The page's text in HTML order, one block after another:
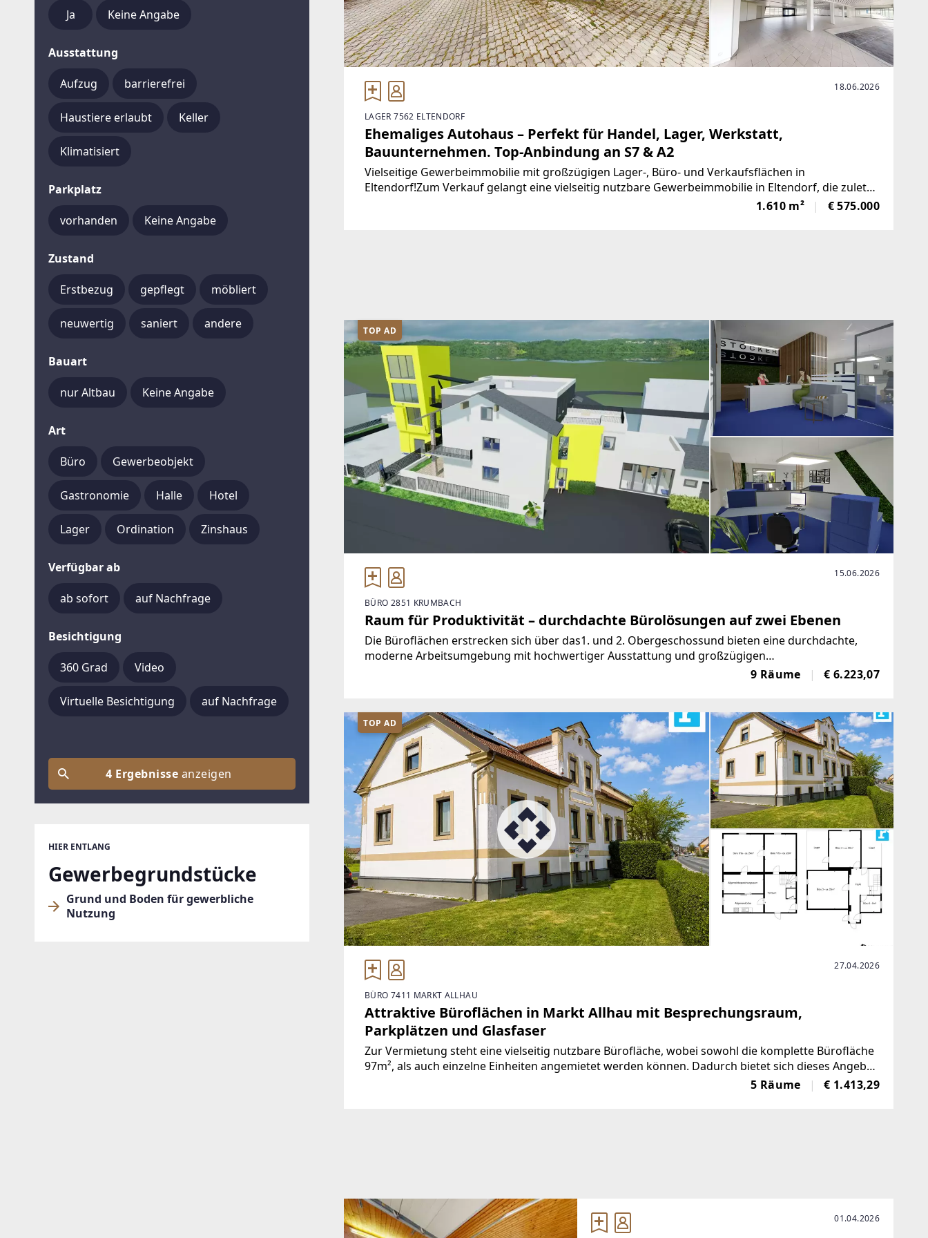
Ja Keine Angabe
Ausstattung
Aufzug barrierefrei
Haustiere erlaubt Keller
Klimatisiert
Parkplatz
vorhanden Keine Angabe
Zustand
Erstbezug gepflegt möbliert
neuwertig saniert andere
Bauart
nur Altbau Keine Angabe
Art
Büro Gewerbeobjekt
Gastronomie Halle Hotel
Lager Ordination Zinshaus
Verfügbar ab
ab sofort auf Nachfrage
Besichtigung
360 Grad Video
Virtuelle Besichtigung auf Nachfrage
4 Ergebnisse anzeigen
HIER ENTLANG
Gewerbegrundstücke
Grund und Boden für gewerbliche
Nutzung
18.06.2026
LAGER 7562 ELTENDORF
Ehemaliges Autohaus – Perfekt für Handel, Lager, Werkstatt,
Bauunternehmen. Top-Anbindung an S7 & A2
Vielseitige Gewerbeimmobilie mit großzügigen Lager-, Büro- und Verkaufsflächen in
Eltendorf!Zum Verkauf gelangt eine vielseitig nutzbare Gewerbeimmobilie in Eltendorf, die zuletzt
1.610 m² € 575.000
TOP AD
15.06.2026
BÜRO 2851 KRUMBACH
Raum für Produktivität – durchdachte Bürolösungen auf zwei Ebenen
Die Büroflächen erstrecken sich über das1. und 2. Obergeschossund bieten eine durchdachte,
moderne Arbeitsumgebung mit hochwertiger Ausstattung und großzügigen
Aufenthaltsbereichen. Ein besonderes Plus:Die Büroflächen (Trennwände) können während der
9 Räume € 6.223,07
TOP AD
27.04.2026
BÜRO 7411 MARKT ALLHAU
Attraktive Büroflächen in Markt Allhau mit Besprechungsraum,
Parkplätzen und Glasfaser
Zur Vermietung steht eine vielseitig nutzbare Bürofläche, wobei sowohl die komplette Bürofläche
97m², als auch einzelne Einheiten angemietet werden können. Dadurch bietet sich dieses Angebot
5 Räume € 1.413,29
01.04.2026